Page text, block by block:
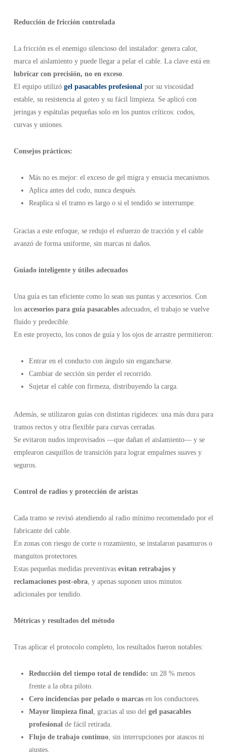
Reducción de fricción controlada
La fricción es el enemigo silencioso del instalador: genera calor,
marca el aislamiento y puede llegar a pelar el cable. La clave está en
lubricar con precisión, no en exceso.
El equipo utilizó gel pasacables profesionalpor su viscosidad
estable, su resistencia al goteo y su fácil limpieza. Se aplicó con
jeringas y espátulas pequeñas solo en los puntos críticos: codos,
curvas y uniones.
Consejos prácticos:
Más no es mejor: el exceso de gel migra y ensucia mecanismos.
Aplica antes del codo, nunca después.
Reaplica si el tramo es largo o si el tendido se interrumpe.
Gracias a este enfoque, se redujo el esfuerzo de tracción y el cable
avanzó de forma uniforme, sin marcas ni daños.
Guiado inteligente y útiles adecuados
Una guía es tan eficiente como lo sean sus puntas y accesorios. Con
los accesorios para guía pasacablesadecuados, el trabajo se vuelve
fluido y predecible.
En este proyecto, los conos de guía y los ojos de arrastre permitieron:
Entrar en el conducto con ángulo sin engancharse.
Cambiar de sección sin perder el recorrido.
Sujetar el cable con firmeza, distribuyendo la carga.
Además, se utilizaron guías con distintas rigideces: una más dura para
tramos rectos y otra flexible para curvas cerradas.
Se evitaron nudos improvisados —que dañan el aislamiento— y se
emplearon casquillos de transición para lograr empalmes suaves y
seguros.
Control de radios y protección de aristas
Cada tramo se revisó atendiendo al radio mínimo recomendado por el
fabricante del cable.
En zonas con riesgo de corte o rozamiento, se instalaron pasamuros o
manguitos protectores.
Estas pequeñas medidas preventivas evitan retrabajos y
reclamaciones post-obra, y apenas suponen unos minutos
adicionales por tendido.
Métricas y resultados del método
Tras aplicar el protocolo completo, los resultados fueron notables:
Reducción del tiempo total de tendido: un 28 % menos
frente a la obra piloto.
Cero incidencias por pelado o marcasen los conductores.
Mayor limpieza final, gracias al uso del gel pasacables
profesionalde fácil retirada.
Flujo de trabajo continuo, sin interrupciones por atascos ni
ajustes.